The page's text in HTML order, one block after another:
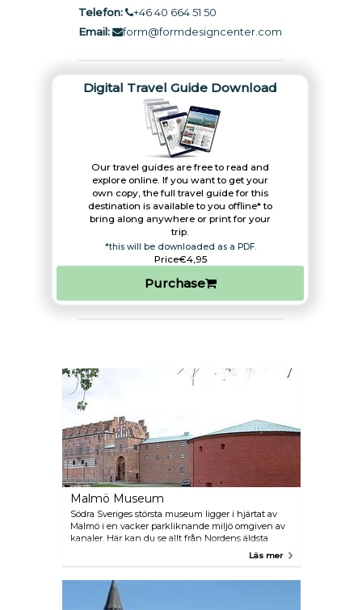
Telefon:
+46 40 664 51 50
Email:
form@formdesigncenter.com
Digital Travel Guide Download
Our travel guides are free to read and
explore online. If you want to get your
own copy, the full travel guide for this
destination is available to you offline* to
bring along anywhere or print for your
trip.​
*this will be downloaded as a PDF.
Price€4,95
Purchase
Malmö Museum
Södra Sveriges största museum ligger i hjärtat av
Malmö i en vacker parkliknande miljö omgiven av
kanaler. Här kan du se allt från Nordens äldsta
bevarade renässansslott till en riktig ubåt och andra
teknik och sjöfart. Museet arrangerar även ett
dussintal tillfälliga utställningar varje år. Bredvid
Läs mer